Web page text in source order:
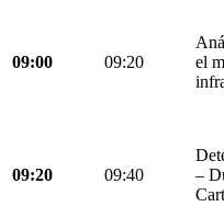
09:00 09:20
el
09:20 09:40
–